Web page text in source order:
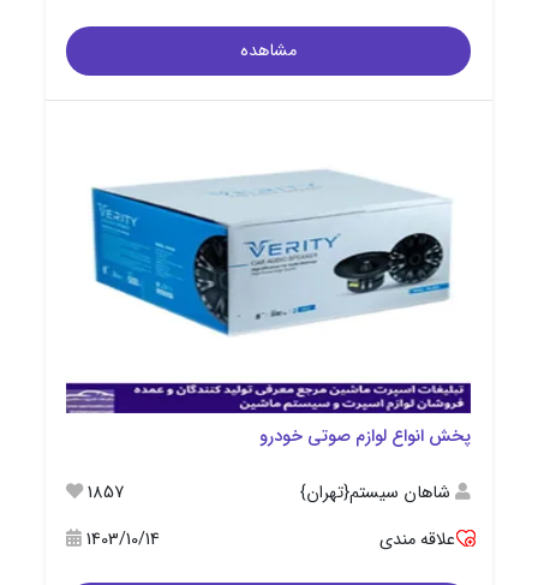
مشاهده
پخش انواع لوازم صوتی خودرو
شاهان سیستم{تهران}
1857
علاقه مندی
1403/10/14